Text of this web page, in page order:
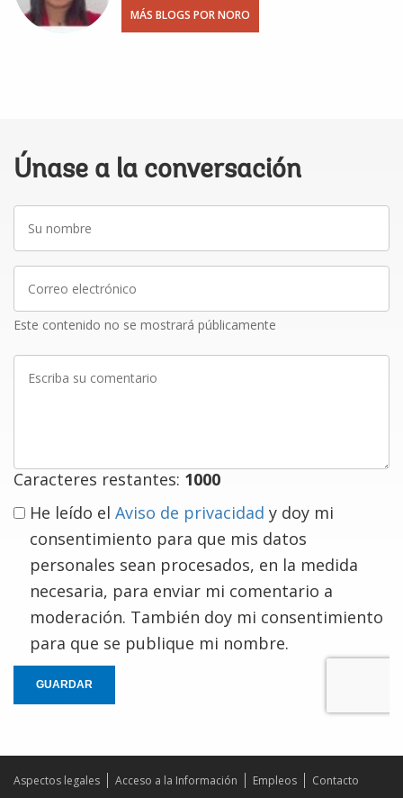
MÁS BLOGS POR NORO
Únase a la conversación
nombre
electrónico
Este contenido no se mostrará públicamente
Caracteres restantes: 1000
He leído el Aviso de privacidad y doy mi
consentimiento para que mis datos
personales sean procesados, en la medida
necesaria, para enviar mi comentario a
moderación. También doy mi consentimiento
para que se publique mi nombre.
GUARDAR
Aspectos legales Acceso a la Información Empleos Contacto